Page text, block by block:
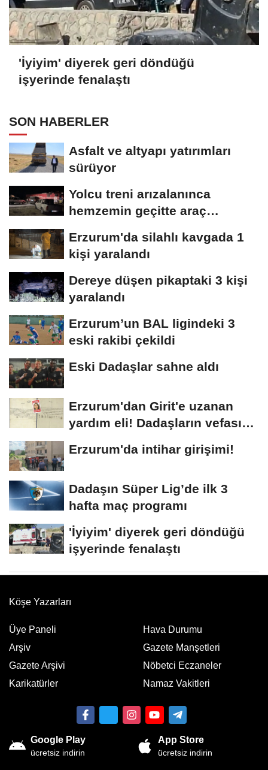
'İyiyim' diyerek geri döndüğü
işyerinde fenalaştı
SON HABERLER
Asfalt ve altyapı yatırımları
sürüyor
Yolcu treni arızalanınca
hemzemin geçitte araç
Erzurum'da silahlı kavgada 1
kişi yaralandı
Dereye düşen pikaptaki 3 kişi
yaralandı
Erzurum’un BAL ligindeki 3
eski rakibi çekildi
Eski Dadaşlar sahne aldı
Erzurum'dan Girit'e uzanan
yardım eli! Dadaşların vefası
Erzurum'da intihar girişimi!
Dadaşın Süper Lig’de ilk 3
hafta maç programı
'İyiyim' diyerek geri döndüğü
işyerinde fenalaştı
Köşe Yazarları
Üye Paneli
Arşiv
Gazete Arşivi
Karikatürler
Hava Durumu
Gazete Manşetleri
Nöbetci Eczaneler
Namaz Vakitleri
Google Play
ücretsiz indirin
App Store
ücretsiz indirin